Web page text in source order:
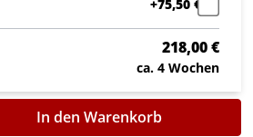
+75,50 €
218,00 €
ca. 4 Wochen
In den Warenkorb